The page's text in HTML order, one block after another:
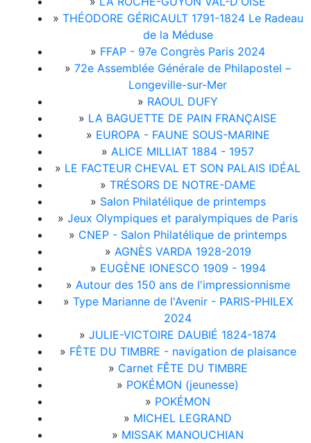
» THÉODORE GÉRICAULT 1791-1824 Le Radeau
de la Méduse
» FFAP - 97e Congrès Paris 2024
» 72e Assemblée Générale de Philapostel –
Longeville-sur-Mer
» RAOUL DUFY
» LA BAGUETTE DE PAIN FRANÇAISE
» EUROPA - FAUNE SOUS-MARINE
» ALICE MILLIAT 1884 - 1957
» LE FACTEUR CHEVAL ET SON PALAIS IDÉAL
» TRÉSORS DE NOTRE-DAME
» Salon Philatélique de printemps
» Jeux Olympiques et paralympiques de Paris
» CNEP - Salon Philatélique de printemps
» AGNÈS VARDA 1928-2019
» EUGÈNE IONESCO 1909 - 1994
» Autour des 150 ans de l'impressionnisme
» Type Marianne de l'Avenir - PARIS-PHILEX
2024
» JULIE-VICTOIRE DAUBIÉ 1824-1874
» FÊTE DU TIMBRE - navigation de plaisance
» Carnet FÊTE DU TIMBRE
» POKÉMON (jeunesse)
» POKÉMON
» MICHEL LEGRAND
» MISSAK MANOUCHIAN